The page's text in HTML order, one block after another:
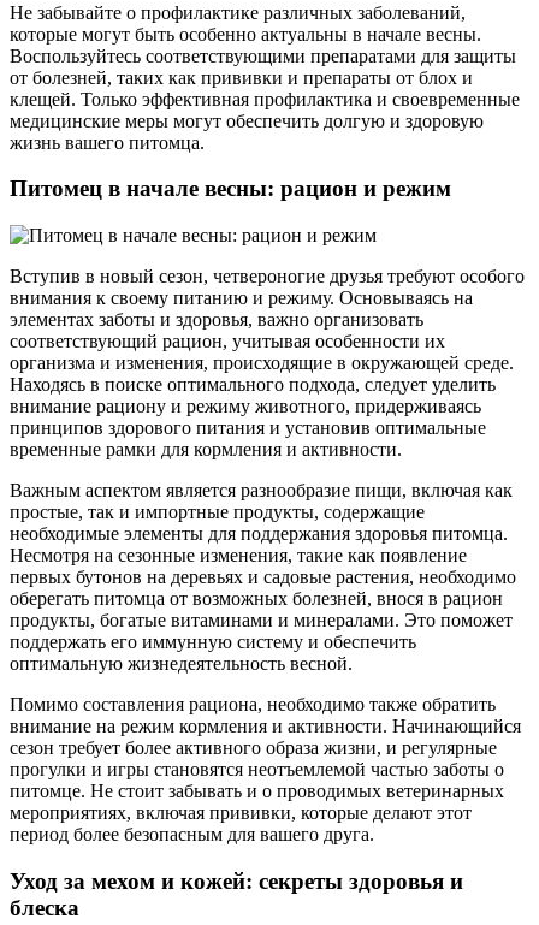
Не забывайте о профилактике различных заболеваний,
которые могут быть особенно актуальны в начале весны.
Воспользуйтесь соответствующими препаратами для защиты
от болезней, таких как прививки и препараты от блох и
клещей. Только эффективная профилактика и своевременные
медицинские меры могут обеспечить долгую и здоровую
жизнь вашего питомца.
Питомец в начале весны: рацион и режим
Вступив в новый сезон, четвероногие друзья требуют особого
внимания к своему питанию и режиму. Основываясь на
элементах заботы и здоровья, важно организовать
соответствующий рацион, учитывая особенности их
организма и изменения, происходящие в окружающей среде.
Находясь в поиске оптимального подхода, следует уделить
внимание рациону и режиму животного, придерживаясь
принципов здорового питания и установив оптимальные
временные рамки для кормления и активности.
Важным аспектом является разнообразие пищи, включая как
простые, так и импортные продукты, содержащие
необходимые элементы для поддержания здоровья питомца.
Несмотря на сезонные изменения, такие как появление
первых бутонов на деревьях и садовые растения, необходимо
оберегать питомца от возможных болезней, внося в рацион
продукты, богатые витаминами и минералами. Это поможет
поддержать его иммунную систему и обеспечить
оптимальную жизнедеятельность весной.
Помимо составления рациона, необходимо также обратить
внимание на режим кормления и активности. Начинающийся
сезон требует более активного образа жизни, и регулярные
прогулки и игры становятся неотъемлемой частью заботы о
питомце. Не стоит забывать и о проводимых ветеринарных
мероприятиях, включая прививки, которые делают этот
период более безопасным для вашего друга.
Уход за мехом и кожей: секреты здоровья и
блеска